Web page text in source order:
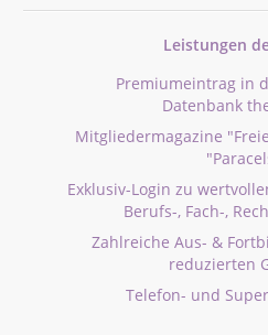
Leistungen
Premiumeintrag in
Datenbank
Mitgliedermagazine
Exklusiv-Login zu
Berufs-, Fach-,
Zahlreiche Aus- &
reduzierten
Telefon- und